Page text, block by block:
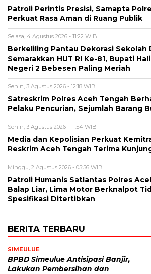
Patroli Perintis Presisi, Samapta
Perkuat Rasa Aman di Ruang Publik
Selasa, 4 Agustus 2026 - 11:22 WIB
Berkeliling Pantau Dekorasi Sekolah
Semarakkan HUT RI Ke-81, Bupati
Negeri 2 Bebesen Paling Meriah
Senin, 3 Agustus 2026 - 12:18 WIB
Satreskrim Polres Aceh Tengah
Pelaku Pencurian, Sejumlah Barang
Senin, 3 Agustus 2026 - 11:54 WIB
Media dan Kepolisian Perkuat
Reskrim Aceh Tengah Terima
Minggu, 2 Agustus 2026 - 05:56 WIB
Patroli Humanis Satlantas Polres
Balap Liar, Lima Motor Berknalpot
Spesifikasi Ditertibkan
BERITA TERBARU
SIMEULUE
BPBD Simeulue Antisipasi Banjir,
Lakukan Pembersihan dan